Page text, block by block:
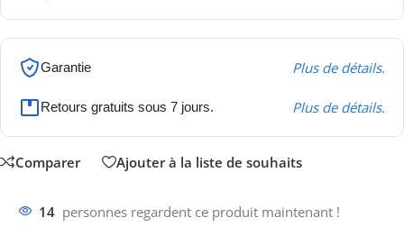
Garantie Plus de détails.
Retours gratuits sous 7 jours. Plus de détails.
Comparer Ajouter à la liste de souhaits
14 personnes regardent ce produit maintenant !